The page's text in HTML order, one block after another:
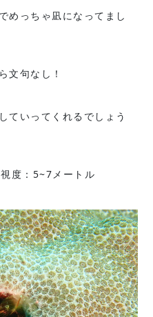
めっちゃ凪になってまし
文句なし！
ていってくれるでしょう
度：5~7メートル